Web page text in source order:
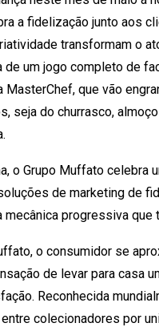
a fidelização junto aos
transformam o
de um jogo completo de
MasterChef, que vão
seja do churrasco,
o Grupo Muffato celebra
de marketing de
mecânica progressiva
o consumidor se
de levar para casa
Reconhecida
colecionadores por